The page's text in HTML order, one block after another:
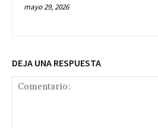
mayo 29, 2026
DEJA UNA RESPUESTA